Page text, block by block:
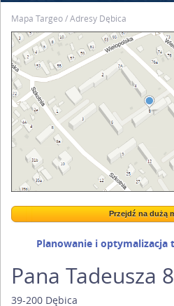
Mapa Targeo Adresy Dębica
Wstaw tę mapkę na swoją stronę
Przejdź na dużą
Przejdź na dużą
Planowanie i optymalizacja
Pana Tadeusza
39-200 Dębica